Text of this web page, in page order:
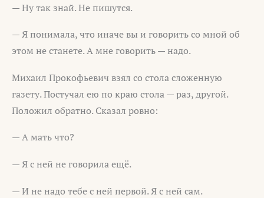
— Ну так знай. Не пишутся.
— Я понимала, что иначе вы и говорить со мной об
этом не станете. А мне говорить — надо.
Михаил Прокофьевич взял со стола сложенную
газету. Постучал ею по краю стола — раз, другой.
Положил обратно. Сказал ровно:
— А мать что?
— Я с ней не говорила ещё.
— И не надо тебе с ней первой. Я с ней сам.